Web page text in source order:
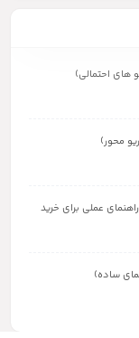
عملی برای خرید
ساده)